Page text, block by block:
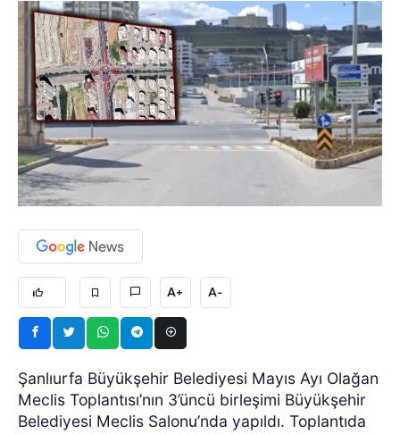
A+ A-
Şanlıurfa Büyükşehir Belediyesi Mayıs Ayı Olağan
Meclis Toplantısı’nın 3’üncü birleşimi Büyükşehir
Belediyesi Meclis Salonu’nda yapıldı. Toplantıda